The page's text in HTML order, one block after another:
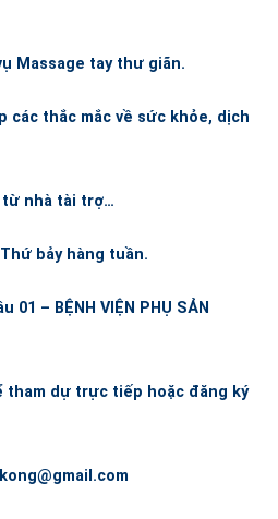
Massage tay thư giãn.
các thắc mắc về sức khỏe, dịch
từ nhà tài trợ…
bảy hàng tuần.
– BỆNH VIỆN PHỤ SẢN
tham dự trực tiếp hoặc đăng ký